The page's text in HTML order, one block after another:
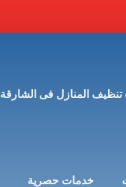
المنازل فى الشارقة
خدمات حصرية